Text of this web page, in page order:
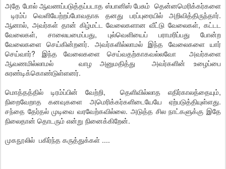
அதே போல் ஆவணப்படுத்தப்படாத ஸ்பானிஸ் பேசும் தென்னமெரிக்கர்களை
டிரம்ப் வெளியேற்றப்போவதாக தனது பரப்புரையில் அறிவித்திருந்தார்.
ஆனால், அவர்கள் தான் கிழ்மட்ட வேலைகளான வீட்டு வேலைகள், கட்டட
வேலைகள், சாலையமைப்பது, புல்வெளியைப் பராமரிப்பது போன்ற
வேலைகளை செய்கின்றனர். அவர்களில்லாமல் இந்த வேலைகளை யார்
செய்வார்? இந்த வேலைகளை செய்வதற்காகவல்லவோ அவர்களை
ஆவணமில்லாமல் வாழ அனுமதித்து அவர்களின் உழைப்பை
சுரண்டிக்கொண்டுள்ளனர்.
மொத்தத்தில் டிரம்ப்பின் வேற்றி, தெளிவில்லாத எதிர்காலத்தையும்,
நிறைவேறாத கனவுகளை அமெரிக்கர்களிடையேயே ஏற்படுத்தியுள்ளது.
சந்தை தேர்தல் முடிவை வரவேற்கவில்லை. அடுத்த சில நாட்களுக்கு இதே
நிலைதான் தொடரும் என்று நினைக்கிறேன்.
முகநூலில் பகிர்ந்த கருத்துக்கள் ....